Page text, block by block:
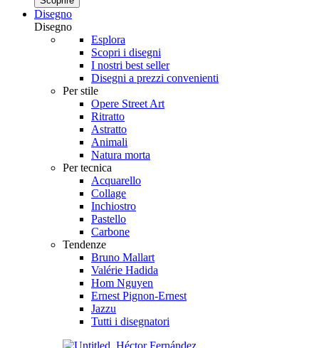
Disegno
Disegno
Esplora
Scopri i disegni
I nostri best seller
Disegni a prezzi convenienti
Per stile
Opere Street Art
Ritratto
Astratto
Animali
Natura morta
Per tecnica
Acquarello
Collage
Inchiostro
Pastello
Carbone
Tendenze
Bruno Mallart
Valérie Hadida
Hom Nguyen
Ernest Pignon-Ernest
Jazzu
Tutti i disegnatori